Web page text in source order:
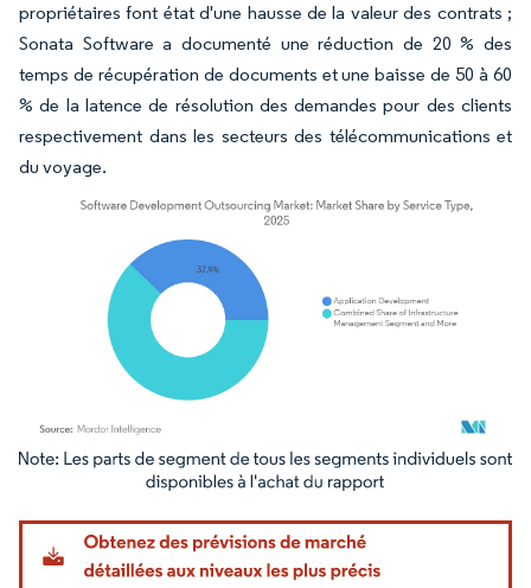
propriétaires font état d'une hausse de la valeur des contrats ;
Sonata Software a documenté une réduction de 20 % des
temps de récupération de documents et une baisse de 50 à 60
% de la latence de résolution des demandes pour des clients
respectivement dans les secteurs des télécommunications et
du voyage.
Image © Mordor Intelligence. La réutilisation nécessite une attribution sous CC BY